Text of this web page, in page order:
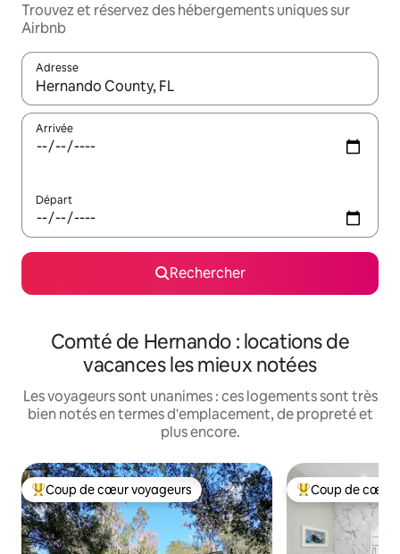
Trouvez et réservez des hébergements uniques sur
Airbnb
Adresse
Lorsque les résultats s'affichent, utilisez les flèches vers le
Arrivée
Départ
Rechercher
Comté de Hernando : locations de
vacances les mieux notées
Les voyageurs sont unanimes : ces logements sont très
bien notés en termes d'emplacement, de propreté et
plus encore.
Coups de cœur voyageurs les plus appréciés
Coup de cœur voyageurs Coups de cœur
Coup de cœur